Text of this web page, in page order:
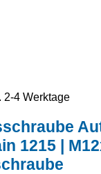
2-4 Werktage
1215 |